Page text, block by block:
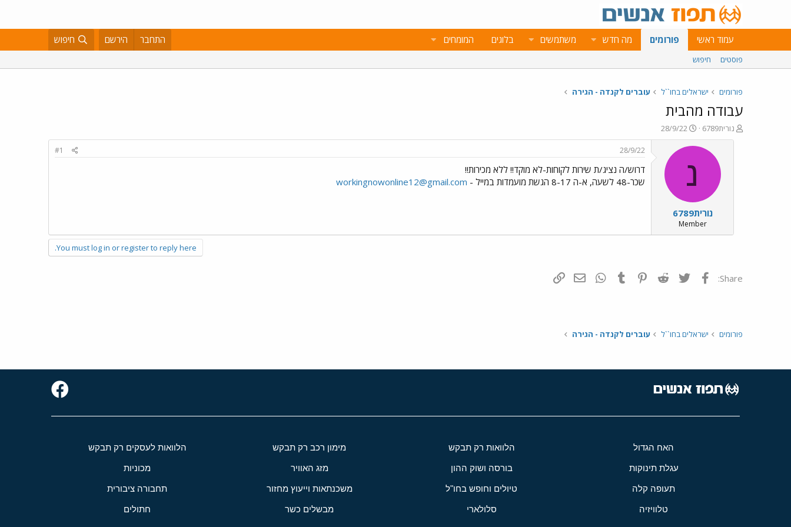
עמוד ראשי פורומים מה חדש משתמשים בלוגים המומחים התחבר הירשם חיפוש
פוסטים חיפוש
פורומים ישראלים בחו``ל עוברים לקנדה - הגירה
עבודה מהבית
פ
ו
נורית6789
פ
ו
ר
ם
ב
א
ר
י
ך
28/9/22
נ
נורית6789
Member
28/9/22
#1
דרוש/ה נציג/ת שירות לקוחות-לא מוקד!! ללא מכירות!!
שכר-48 לשעה, א-ה 8-17 הגשת מועמדות במייל -
workingnowonline12@gmail.com
You must log in or register to reply here.
Share: פייסבוק Twitter
Reddit
Pinterest
Tumblr
WhatsAppדואר אלקטרוני
פורומים ישראלים בחו``ל עוברים לקנדה - הגירה
האח הגדול הלוואות רק תבקש מימון רכב רק תבקש הלוואות לעסקים רק תבקש
עגלת תינוקות בורסה ושוק ההון מזג האוויר מכוניות
תעופה קלה טיולים וחופש בחו"ל משכנתאות וייעוץ מחזור תחבורה ציבורית
טלוויזיה סלולארי מבשלים כשר חתולים